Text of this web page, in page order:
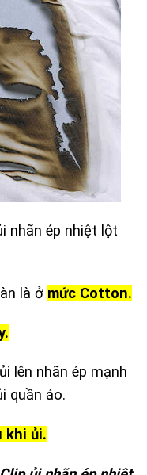
nhãn ép nhiệt lột
là ở mức Cotton.
lên nhãn ép mạnh
quần áo.
khi ủi.